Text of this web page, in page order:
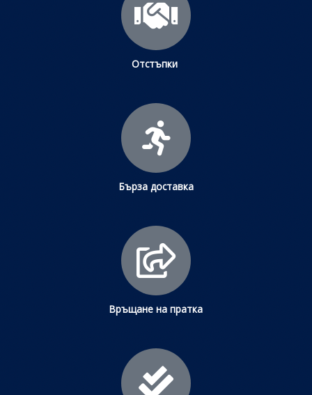
Отстъпки
Бърза доставка
Връщане на пратка